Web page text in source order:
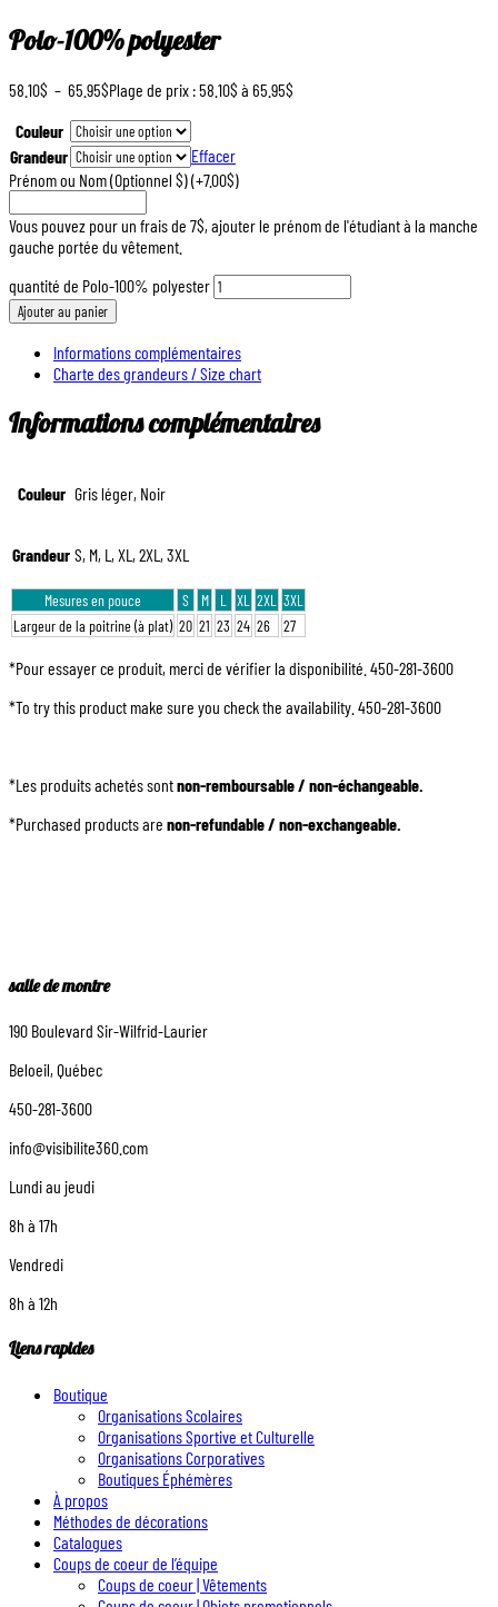
Polo-100% polyester
58.10$ – 65.95$Plage de prix : 58.10$ à 65.95$
Couleur
Grandeur
Effacer
Prénom ou Nom (Optionnel $)(+7.00$)
Vous pouvez pour un frais de 7$, ajouter le prénom de l'étudiant à la manche
gauche portée du vêtement.
quantité de Polo-100% polyester
Ajouter au panier
Informations complémentaires
Charte des grandeurs / Size chart
Informations complémentaires
Couleur Gris léger, Noir
Grandeur S, M, L, XL, 2XL, 3XL
Mesures en pouce S M L XL 2XL 3XL
Largeur de la poitrine (à plat) 20 21 23 24 26 27
*Pour essayer ce produit, merci de vérifier la disponibilité. 450-281-3600
*To try this product make sure you check the availability. 450-281-3600
*Les produits achetés sontnon-remboursable / non-échangeable.
*Purchased products are non-refundable / non-exchangeable.
salle de montre
190 Boulevard Sir-Wilfrid-Laurier
Beloeil, Québec
450-281-3600
info@visibilite360.com
Lundi au jeudi
8h à 17h
Vendredi
8h à 12h
Liens rapides
Boutique
Organisations Scolaires
Organisations Sportive et Culturelle
Organisations Corporatives
Boutiques Éphémères
À propos
Méthodes de décorations
Catalogues
Coups de coeur de l’équipe
Coups de coeur | Vêtements